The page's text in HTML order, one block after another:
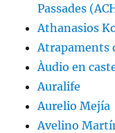
Passades
Athanasios
Atrapaments
Àudio en
Auralife
Aurelio Mejía
Avelino